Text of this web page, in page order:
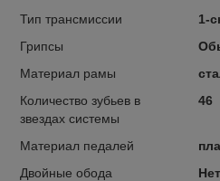
Тип трансмиссии
1-
Грипсы
Материал рамы
Количество зубьев в
звездах системы
46
Материал педалей
Двойные обода
Нет